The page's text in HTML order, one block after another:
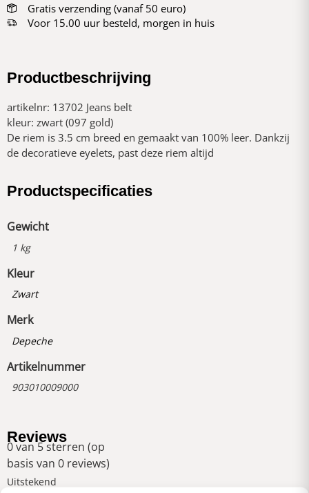
Gratis verzending (vanaf 50 euro)
Voor 15.00 uur besteld, morgen in huis
Productbeschrijving
artikelnr: 13702 Jeans belt
kleur: zwart (097 gold)
De riem is 3.5 cm breed en gemaakt van 100% leer. Dankzij
de decoratieve eyelets, past deze riem altijd
Productspecificaties
Gewicht
1 kg
Kleur
Zwart
Merk
Depeche
Artikelnummer
903010009000
Reviews
0 van 5 sterren (op
basis van 0 reviews)
Uitstekend